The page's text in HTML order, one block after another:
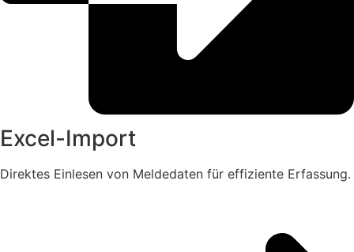
Excel-Import
Direktes Einlesen von Meldedaten für effiziente Erfassung.